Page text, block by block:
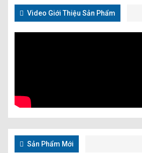
Video Giới Thiệu Sản Phẩm
Sản Phẩm Mới